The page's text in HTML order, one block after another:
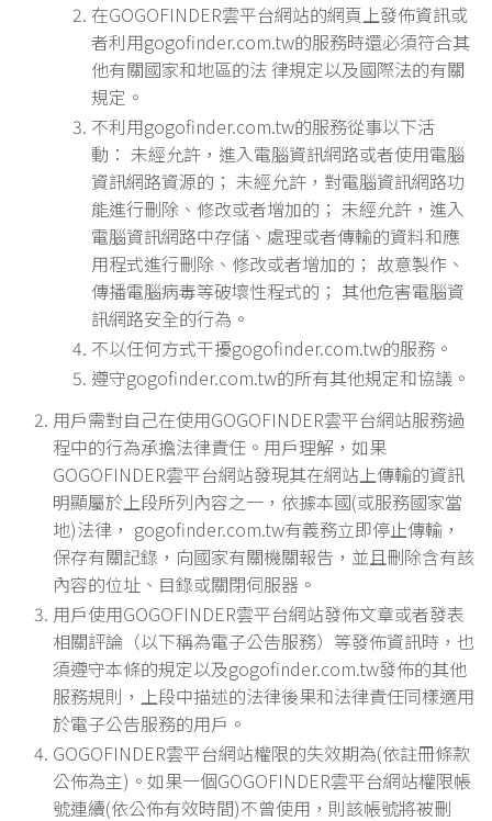
在GOGOFINDER雲平台網站的網頁上發佈資訊或
者利用gogofinder.com.tw的服務時還必須符合其
他有關國家和地區的法 律規定以及國際法的有關
規定。
不利用gogofinder.com.tw的服務從事以下活
動： 未經允許，進入電腦資訊網路或者使用電腦
資訊網路資源的； 未經允許，對電腦資訊網路功
能進行刪除、修改或者增加的； 未經允許，進入
電腦資訊網路中存儲、處理或者傳輸的資料和應
用程式進行刪除、修改或者增加的； 故意製作、
傳播電腦病毒等破壞性程式的； 其他危害電腦資
訊網路安全的行為。
不以任何方式干擾gogofinder.com.tw的服務。
遵守gogofinder.com.tw的所有其他規定和協議。
用戶需對自己在使用GOGOFINDER雲平台網站服務過
程中的行為承擔法律責任。用戶理解，如果
GOGOFINDER雲平台網站發現其在網站上傳輸的資訊
明顯屬於上段所列內容之一，依據本國(或服務國家當
地)法律， gogofinder.com.tw有義務立即停止傳輸，
保存有關記錄，向國家有關機關報告，並且刪除含有該
內容的位址、目錄或關閉伺服器。
用戶使用GOGOFINDER雲平台網站發佈文章或者發表
相關評論（以下稱為電子公告服務）等發佈資訊時，也
須遵守本條的規定以及gogofinder.com.tw發佈的其他
服務規則，上段中描述的法律後果和法律責任同樣適用
於電子公告服務的用戶。
GOGOFINDER雲平台網站權限的失效期為(依註冊條款
公佈為主)。如果一個GOGOFINDER雲平台網站權限帳
號連續(依公佈有效時間)不曾使用，則該帳號將被刪